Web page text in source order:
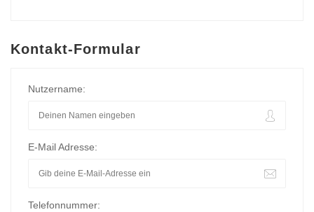
Kontakt-Formular
Nutzername:
E-Mail Adresse:
Telefonnummer: